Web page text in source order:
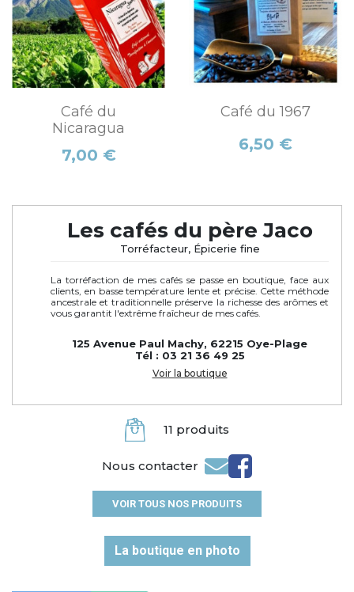
Café du
Nicaragua
Prix
7,00 €
Café du 1967
Prix
6,50 €
Les cafés du père Jaco
Torréfacteur, Épicerie fine
La torréfaction de mes cafés se passe en boutique, face aux
clients, en basse température lente et précise. Cette méthode
ancestrale et traditionnelle préserve la richesse des arômes et
vous garantit l'extrême fraîcheur de mes cafés.
125 Avenue Paul Machy, 62215 Oye-Plage
Tél : 03 21 36 49 25
Voir la boutique
11 produits
Nous contacter
VOIR TOUS NOS PRODUITS
La boutique en photo